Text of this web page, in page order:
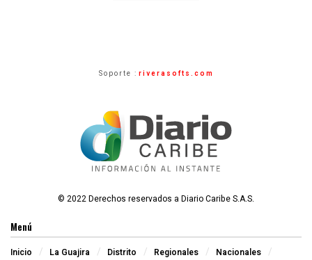
Soporte : riverasofts.com
© 2022 Derechos reservados a Diario Caribe S.A.S.
Menú
Inicio La Guajira Distrito Regionales Nacionales